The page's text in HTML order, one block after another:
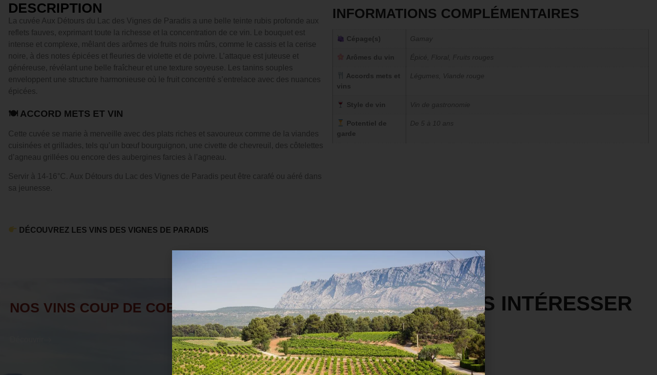
DESCRIPTION
La cuvée Aux Détours du Lac des Vignes de Paradis a une belle teinte rubis profonde aux
reflets fauves, exprimant toute la richesse et la concentration de ce vin. Le bouquet est
intense et complexe, mêlant des arômes de fruits noirs mûrs, comme le cassis et la cerise
noire, à des notes épicées et fleuries de violette et de poivre. L’attaque est juteuse et
généreuse, révélant une belle fraîcheur et une texture soyeuse. Les tanins souples
enveloppent une structure harmonieuse où le fruit concentré s’entrelace avec des nuances
épicées.
🍽 ACCORD METS ET VIN
Cette cuvée se marie à merveille avec des plats riches et savoureux comme de la viandes
cuisinées et grillades, tels qu’un bœuf bourguignon, une civette de chevreuil, des côtelettes
d’agneau grillées ou encore des aubergines farcies à l’agneau.
Servir à 14-16°C. Aux Détours du Lac des Vignes de Paradis peut être carafé ou aéré dans
sa jeunesse.
DÉCOUVREZ LES VINS DES VIGNES DE PARADIS
INFORMATIONS COMPLÉMENTAIRES
Cépage(s) Gamay
Arômes du vin Épicé, Floral, Fruits rouges
Accords mets et
vins
Légumes, Viande rouge
Style de vin Vin de gastronomie
Potentiel de
garde
De 5 à 10 ans
NOS VINS COUP DE COEUR
D'AUTRES BOUTEILLES
ELLES POURRAIENT VOUS INTÉRESSER